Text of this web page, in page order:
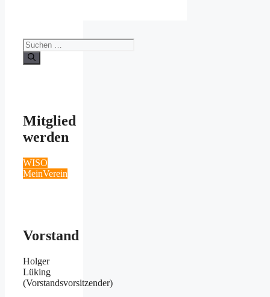
Suchen
nach:
Mitglied
werden
WISO
MeinVerein
Vorstand
Holger
Lüking
(Vorstandsvorsitzender)